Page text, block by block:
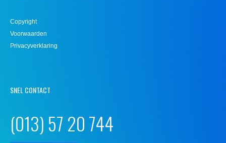
Copyright
Voorwaarden
Privacyverklaring
SNEL CONTACT
(013) 57 20 744